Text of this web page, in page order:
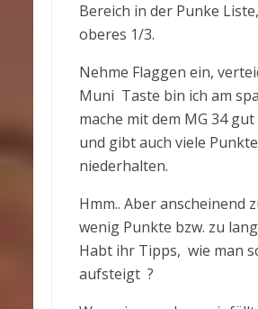
Bereich in der Punke
oberes 1/3.
Nehme Flaggen ein,
Muni Taste bin ich am
mache mit dem MG 34 gut
und gibt auch viele
niederhalten.
Hmm.. Aber anscheinend
wenig Punkte bzw. zu
Habt ihr Tipps, wie man
aufsteigt ?